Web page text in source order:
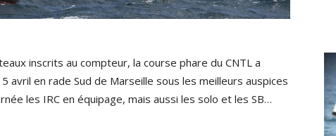
inscrits au compteur, la course phare du CNTL a
avril en rade Sud de Marseille sous les meilleurs auspices
les IRC en équipage, mais aussi les solo et les SB…